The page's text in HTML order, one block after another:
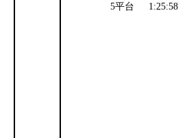
5平台 1:25:58